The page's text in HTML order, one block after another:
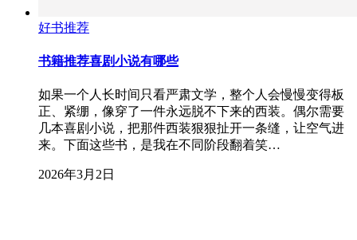
好书推荐
书籍推荐喜剧小说有哪些
如果一个人长时间只看严肃文学，整个人会慢慢变得板
正、紧绷，像穿了一件永远脱不下来的西装。偶尔需要
几本喜剧小说，把那件西装狠狠扯开一条缝，让空气进
来。下面这些书，是我在不同阶段翻着笑…
2026年3月2日